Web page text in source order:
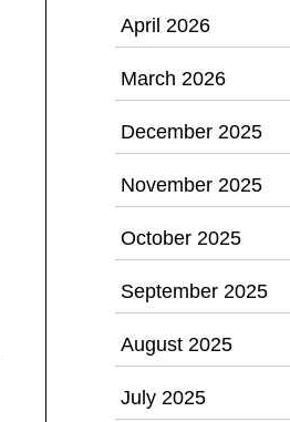
April 2026
March 2026
December 2025
November 2025
October 2025
September 2025
August 2025
July 2025